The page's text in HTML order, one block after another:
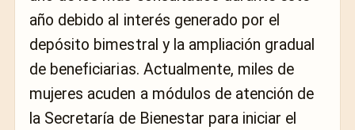
año debido al interés generado por el
depósito bimestral y la ampliación gradual
de beneficiarias. Actualmente, miles de
mujeres acuden a módulos de atención de
la Secretaría de Bienestar para iniciar el